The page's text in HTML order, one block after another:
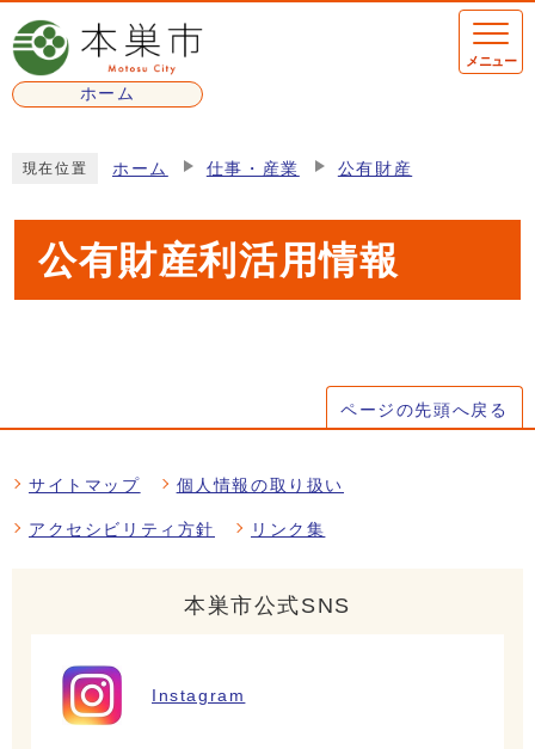
ページの先頭です
ホーム
メニュー
現在位置 ホーム 仕事・産業 公有財産
公有財産利活用情報
ページの先頭へ戻る
サイトマップ 個人情報の取り扱い
アクセシビリティ方針 リンク集
本巣市公式SNS
Instagram